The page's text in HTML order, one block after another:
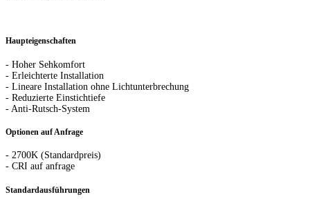
Haupteigenschaften
- Hoher Sehkomfort
- Erleichterte Installation
- Lineare Installation ohne Lichtunterbrechung
- Reduzierte Einstichtiefe
- Anti-Rutsch-System
Optionen auf Anfrage
- 2700K (Standardpreis)
- CRI auf anfrage
Standardausführungen